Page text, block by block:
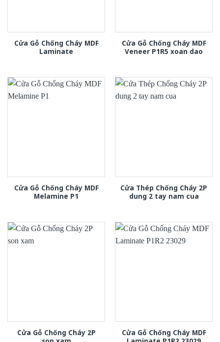
Cửa Gỗ Chống Cháy MDF
Laminate
Cửa Gỗ Chống Cháy MDF
Veneer P1R5 xoan dao
Cửa Gỗ Chống Cháy MDF
Melamine P1
Cửa Thép Chống Cháy 2P
dung 2 tay nam cua
Cửa Gỗ Chống Cháy 2P
Cửa Gỗ Chống Cháy MDF